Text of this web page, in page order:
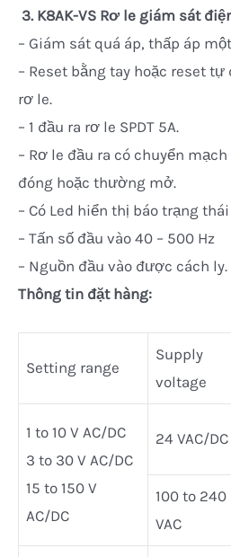
3. K8AK-VS Rơ le giám sát
– Giám sát quá áp, thấp áp
– Reset bằng tay hoặc reset
rơ le.
– 1 đầu ra rơ le SPDT 5A.
– Rơ le đầu ra có chuyển
đóng hoặc thường mở.
– Có Led hiển thị báo trạng
– Tấn số đầu vào 40 – 500 Hz
– Nguồn đầu vào được cách ly.
Thông tin đặt hàng:
Setting range
Supply
voltage
1 to 10 V AC/DC
3 to 30 V AC/DC
15 to 150 V
AC/DC
24 VAC/DC
100 to 240
VAC